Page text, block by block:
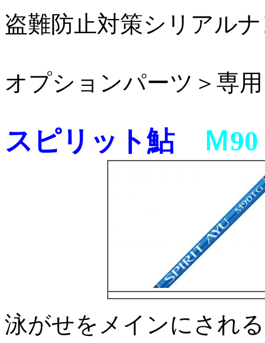
盗難防止対策シリアル
オプションパーツ＞専
スピリット鮎Ｍ90
泳がせをメインにされ